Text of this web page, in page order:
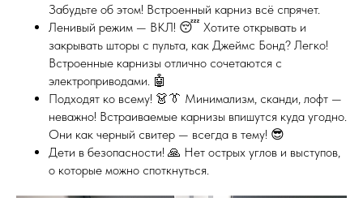
Забудьте об этом! Встроенный карниз всё спрячет.
Ленивый режим — ВКЛ! 😴 Хотите открывать и
закрывать шторы с пульта, как Джеймс Бонд? Легко!
Встроенные карнизы отлично сочетаются с
электроприводами. 🤖
Подходят ко всему! 👗👔 Минимализм, сканди, лофт —
неважно! Встраиваемые карнизы впишутся куда угодно.
Они как черный свитер — всегда в тему! 😎
Дети в безопасности! 🙏 Нет острых углов и выступов,
о которые можно споткнуться.